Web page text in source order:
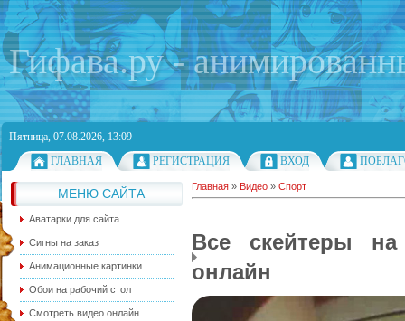
Гифава.ру -
Пятница, 07.08.2026, 13:09
ГЛАВНАЯ
РЕГИСТРАЦИЯ ВХОД
МЕНЮ САЙТА
Аватарки для сайта
Сигны на заказ
Анимационные картинки
Обои на рабочий стол
Смотреть видео онлайн
Главная » Видео » Спорт
Все скейтеры
онлайн